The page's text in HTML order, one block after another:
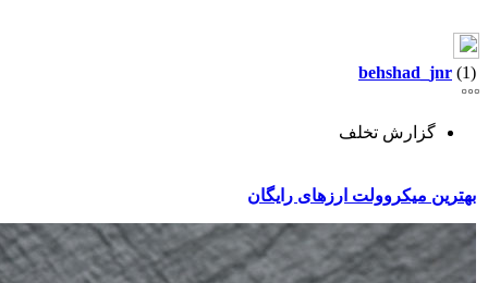
behshad_jnr (1)
گزارش تخلف
بهترین میکروولت ارزهای رایگان